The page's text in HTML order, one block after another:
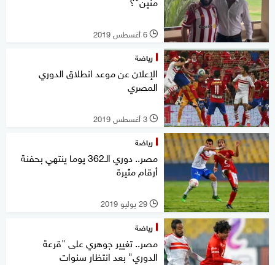
l 6 أغسطس 2019
رياضة
الإعلان عن موعد انطلاق الدوري
المصري
l 3 أغسطس 2019
رياضة
مصر.. دوري الـ362 يوما ينتهي بحفنة
أرقام مثيرة
l 29 يوليو 2019
رياضة
مصر.. تغيير جوهري على "قرعة
الدوري" بعد انتظار سنوات